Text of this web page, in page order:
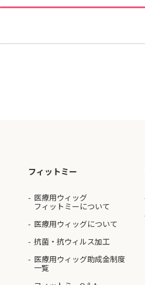
フィットミー
医療用ウィッグ
フィットミーについて
医療用ウィッグについて
抗菌・抗ウィルス加工
医療用ウィッグ助成金制度
一覧